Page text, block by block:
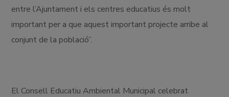
entre l’Ajuntament i els centres educatius és molt
important per a que aquest important projecte arribe al
conjunt de la població”.
El Consell Educatiu Ambiental Municipal celebrat